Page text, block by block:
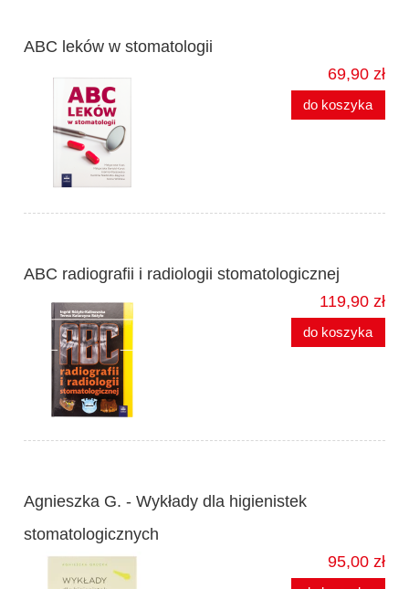
ABC leków w stomatologii
69,90 zł
do koszyka
ABC radiografii i radiologii stomatologicznej
119,90 zł
do koszyka
Agnieszka G. - Wykłady dla higienistek
stomatologicznych
95,00 zł